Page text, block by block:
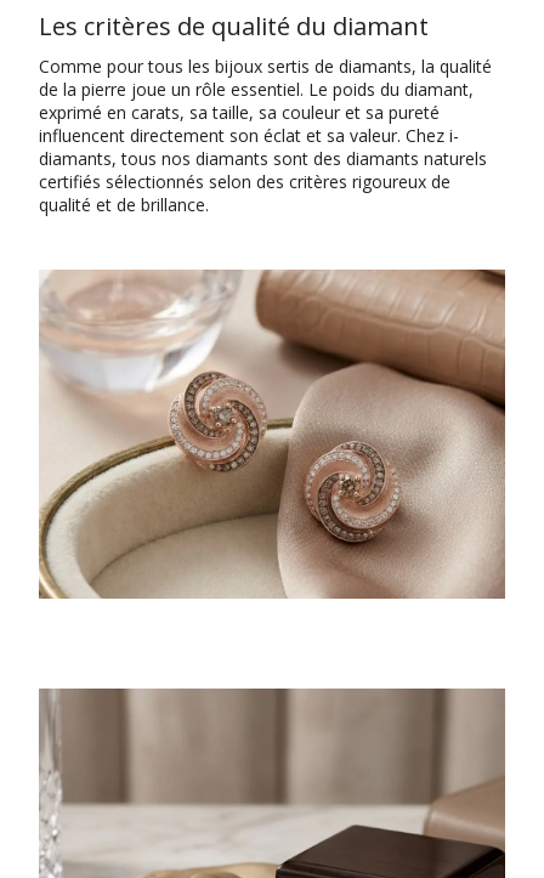
Les critères de qualité du diamant
Comme pour tous les bijoux sertis de diamants, la qualité
de la pierre joue un rôle essentiel. Le poids du diamant,
exprimé en carats, sa taille, sa couleur et sa pureté
influencent directement son éclat et sa valeur. Chez i-
diamants, tous nos diamants sont des diamants naturels
certifiés sélectionnés selon des critères rigoureux de
qualité et de brillance.